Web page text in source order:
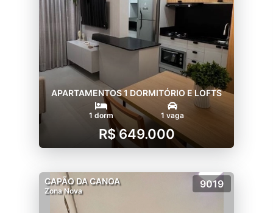
APARTAMENTOS 1 DORMITÓRIO E LOFTS
1 dorm 1 vaga
R$ 649.000
CAPÃO DA CANOA
Zona Nova
9019